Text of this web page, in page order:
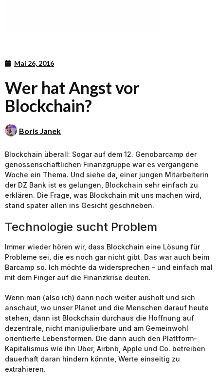
Mai 26, 2016
Wer hat Angst vor
Blockchain?
Boris Janek
Blockchain überall: Sogar auf dem 12. Genobarcamp der
genossenschaftlichen Finanzgruppe war es vergangene
Woche ein Thema. Und siehe da, einer jungen Mitarbeiterin
der DZ Bank ist es gelungen, Blockchain sehr einfach zu
erklären. Die Frage, was Blockchain mit uns machen wird,
stand später allen ins Gesicht geschrieben.
Technologie sucht Problem
Immer wieder hören wir, dass Blockchain eine Lösung für
Probleme sei, die es noch gar nicht gibt. Das war auch beim
Barcamp so. Ich möchte da widersprechen – und einfach mal
mit dem Finger auf die Finanzkrise deuten.
Wenn man (also ich) dann noch weiter ausholt und sich
anschaut, wo unser Planet und die Menschen darauf heute
stehen, dann ist Blockchain durchaus die Hoffnung auf
dezentrale, nicht manipulierbare und am Gemeinwohl
orientierte Lebensformen. Die dann auch den Plattform-
Kapitalismus wie ihn Uber, Airbnb, Apple und Co. betreiben
dauerhaft daran hindern könnte, Werte einseitig zu
extrahieren.